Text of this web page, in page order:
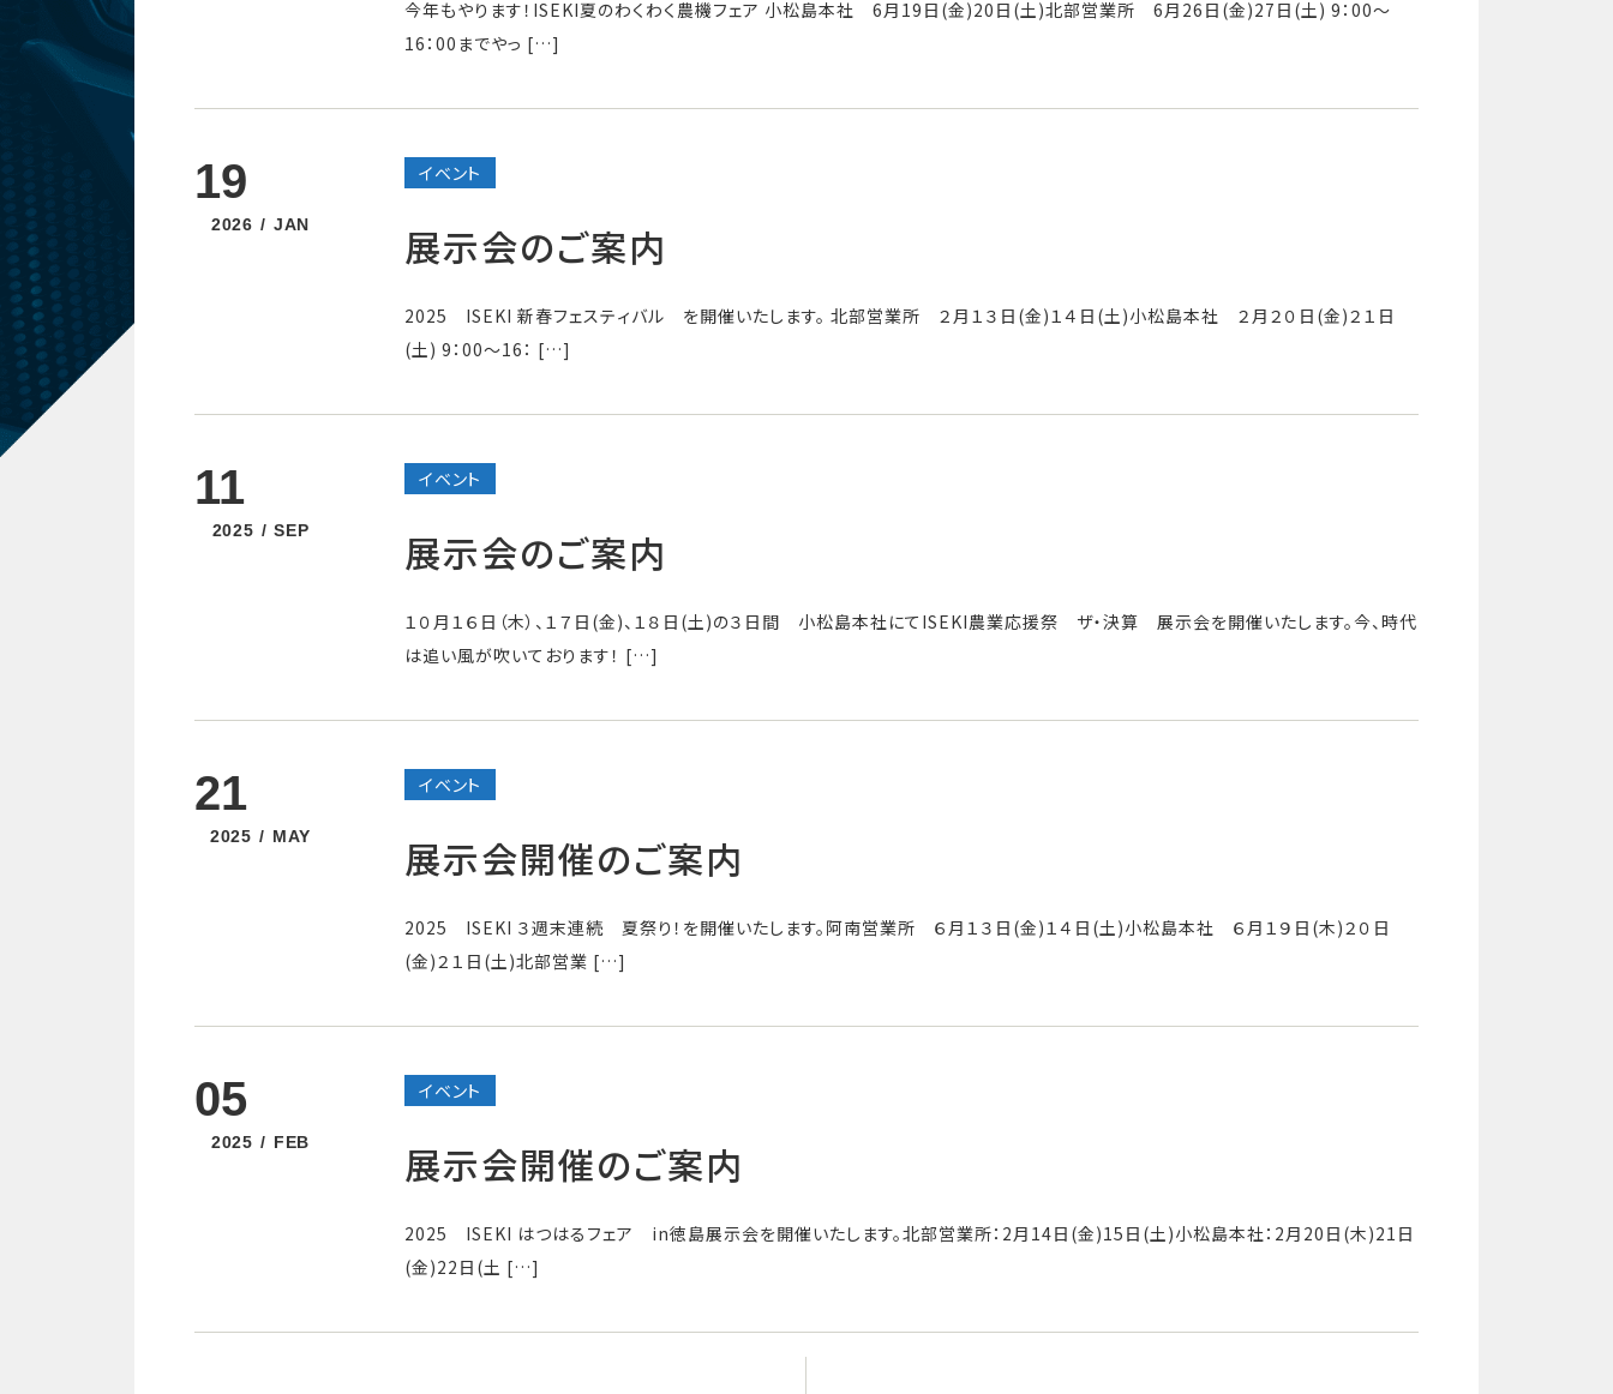
今年もやります！ISEKI夏のわくわく農機フェア 小松島本社 6月19日(金)20日(土)北部営業所 6月26日(金)27日(土) 9：00～
16：00までやっ […]
19
2026 JAN
イベント
展示会のご案内
2025 ISEKI 新春フェスティバル を開催いたします。 北部営業所 ２月１３日(金)１４日(土)小松島本社 ２月２０日(金)２１日
(土) 9：00～16： […]
11
2025 SEP
イベント
展示会のご案内
１０月１６日（木）、１７日(金)、１８日(土)の３日間 小松島本社にてISEKI農業応援祭 ザ・決算 展示会を開催いたします。今、時代
は追い風が吹いております！ […]
21
2025 MAY
イベント
展示会開催のご案内
2025 ISEKI ３週末連続 夏祭り！を開催いたします。阿南営業所 ６月１３日(金)１４日(土)小松島本社 ６月１９日(木)２０日
(金)２１日(土)北部営業 […]
05
2025 FEB
イベント
展示会開催のご案内
2025 ISEKI はつはるフェア in徳島展示会を開催いたします。北部営業所：2月14日(金)15日(土)小松島本社：2月20日(木)21日
(金)22日(土 […]